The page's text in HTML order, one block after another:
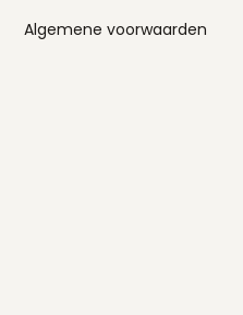
Algemene voorwaarden